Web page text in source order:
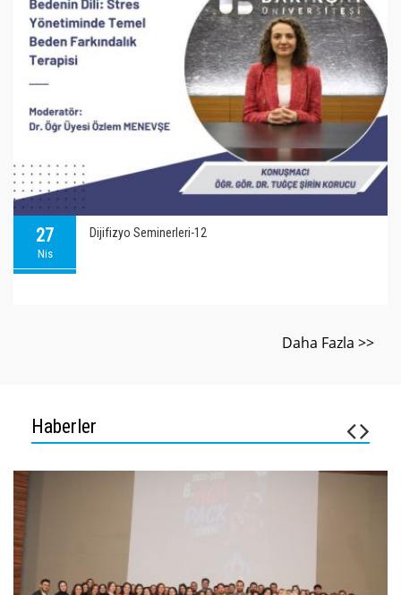
27
Nis
Dijifizyo Seminerleri-12
Daha Fazla >>
Haberler